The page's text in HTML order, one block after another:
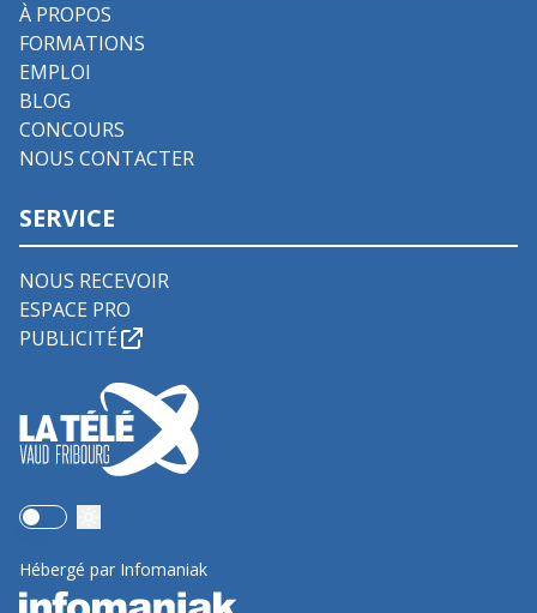
À PROPOS
FORMATIONS
EMPLOI
BLOG
CONCOURS
NOUS CONTACTER
SERVICE
NOUS RECEVOIR
ESPACE PRO
PUBLICITÉ
Use setting
Hébergé par Infomaniak